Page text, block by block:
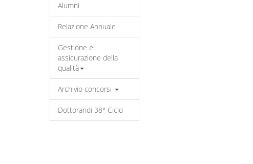
Alumni
Relazione Annuale
Gestione e
assicurazione della
qualità
Archivio concorsi
Dottorandi 38° Ciclo